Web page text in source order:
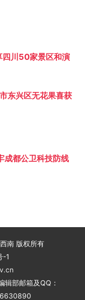
四川50家景区和演
东兴区无花果喜获
成都公卫科技防线
南 版权所有
-1
辑部邮箱及QQ：